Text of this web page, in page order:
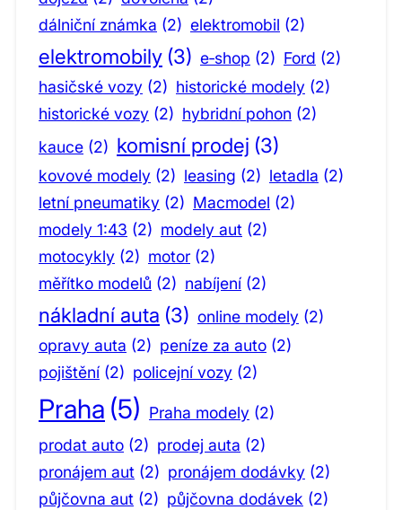
dálniční známka (2) elektromobil (2)
elektromobily (3) e‑shop (2) Ford (2)
hasičské vozy (2) historické modely (2)
historické vozy (2) hybridní pohon (2)
kauce (2) komisní prodej (3)
kovové modely (2) leasing (2) letadla (2)
letní pneumatiky (2) Macmodel (2)
modely 1:43 (2) modely aut (2)
motocykly (2) motor (2)
měřítko modelů (2) nabíjení (2)
nákladní auta (3) online modely (2)
opravy auta (2) peníze za auto (2)
pojištění (2) policejní vozy (2)
Praha (5) Praha modely (2)
prodat auto (2) prodej auta (2)
pronájem aut (2) pronájem dodávky (2)
půjčovna aut (2) půjčovna dodávek (2)